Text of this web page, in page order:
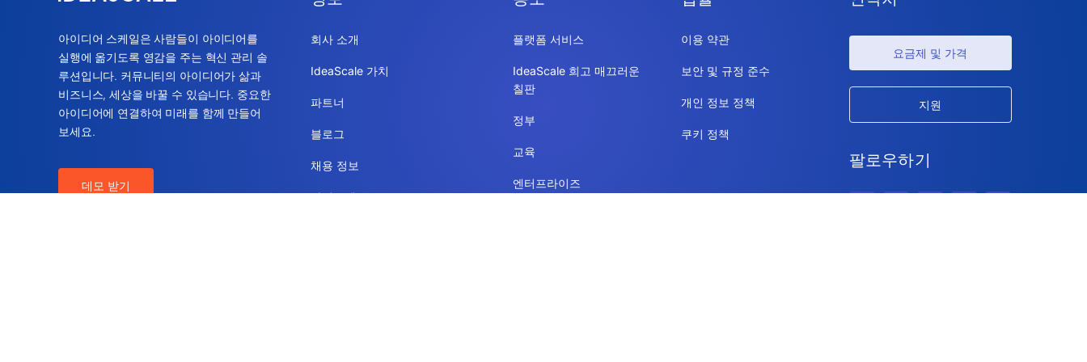
아이디어 스케일은 사람들이 아이디어를
실행에 옮기도록 영감을 주는 혁신 관리 솔
루션입니다. 커뮤니티의 아이디어가 삶과
비즈니스, 세상을 바꿀 수 있습니다. 중요한
아이디어에 연결하여 미래를 함께 만들어
보세요.
데모 받기
회사 소개
IdeaScale 가치
파트너
블로그
채용 정보
사이트맵
플랫폼 서비스
IdeaScale 희고 매끄러운
칠판
정부
교육
엔터프라이즈
이용 약관
보안 및 규정 준수
개인 정보 정책
쿠키 정책
요금제 및 가격
지원
팔로우하기